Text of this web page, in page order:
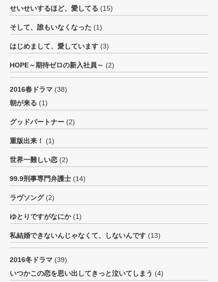
せいせいするほど、愛してる (15)
そして、誰もいなくなった (1)
はじめまして、愛しています (3)
HOPE～期待ゼロの新入社員～ (2)
2016春ドラマ (38)
朝が来る (1)
グッドパートナー (2)
重版出来！ (1)
世界一難しい恋 (2)
99.9刑事専門弁護士 (14)
ラヴソング(2)
ゆとりですがなにか(1)
私結婚できないんじゃなくて、しないんです (13)
2016冬ドラマ (39)
いつかこの恋を思い出してきっと泣いてしまう (4)